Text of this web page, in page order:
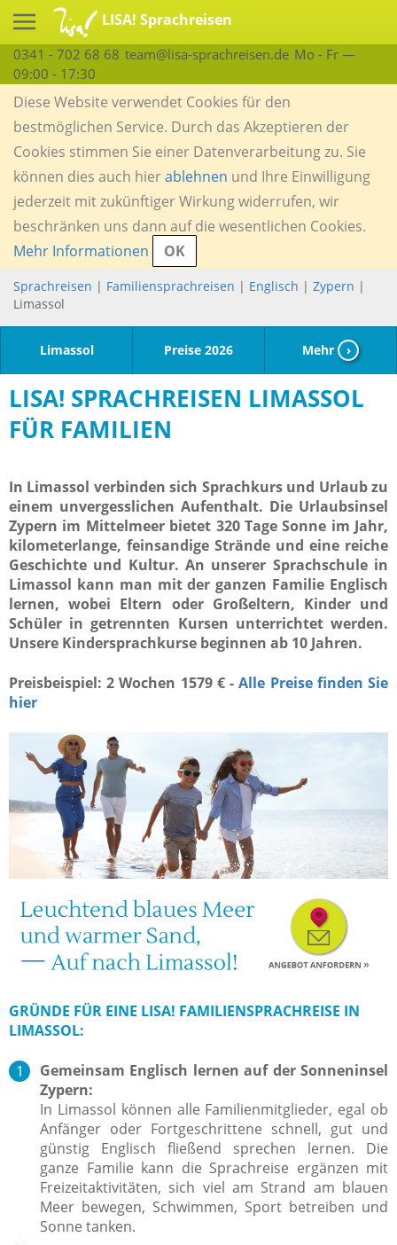
LISA! Sprachreisen
0341 - 702 68 68 team@lisa-sprachreisen.de Mo - Fr —
09:00 - 17:30
Diese Website verwendet Cookies für den
bestmöglichen Service. Durch das Akzeptieren der
Cookies stimmen Sie einer Datenverarbeitung zu. Sie
können dies auch hierablehnen und Ihre Einwilligung
jederzeit mit zukünftiger Wirkung widerrufen, wir
beschränken uns dann auf die wesentlichen Cookies.
Mehr Informationen
OK
Sprachreisen | Familiensprachreisen | Englisch | Zypern |
Limassol
Limassol Preise 2026 Mehr ›
LISA! SPRACHREISEN LIMASSOL
FÜR FAMILIEN
In Limassol verbinden sich Sprachkurs und Urlaub zu
einem unvergesslichen Aufenthalt. Die Urlaubsinsel
Zypern im Mittelmeer bietet 320 Tage Sonne im Jahr,
kilometerlange, feinsandige Strände und eine reiche
Geschichte und Kultur. An unserer Sprachschule in
Limassol kann man mit der ganzen Familie Englisch
lernen, wobei Eltern oder Großeltern, Kinder und
Schüler in getrennten Kursen unterrichtet werden.
Unsere Kindersprachkurse beginnen ab 10 Jahren.
Preisbeispiel: 2 Wochen 1579 € -Alle Preise finden Sie
hier
GRÜNDE FÜR EINE LISA! FAMILIENSPRACHREISE IN
LIMASSOL:
Gemeinsam Englisch lernen auf der Sonneninsel
Zypern:
In Limassol können alle Familienmitglieder, egal ob
Anfänger oder Fortgeschrittene schnell, gut und
günstig Englisch fließend sprechen lernen. Die
ganze Familie kann die Sprachreise ergänzen mit
Freizeitaktivitäten, sich viel am Strand am blauen
Meer bewegen, Schwimmen, Sport betreiben und
Sonne tanken.